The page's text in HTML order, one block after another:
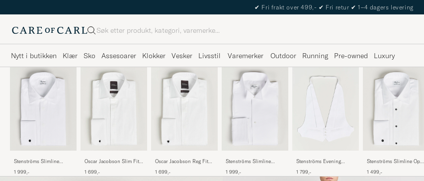
The Care of Carl Passport
Søk
Nytt i butikken Klær Sko Assesoarer Klokker Vesker Livsstil Varemerker Outdoor Running Pre-owned Luxury
Stenströms Slimline
1 999,-
Oscar Jacobson Slim Fit
Cuff White
1 699,-
Oscar Jacobson Reg Fit
Cuff White
1 699,-
Stenströms Slimline
Evening Shirt White
1 999,-
Stenströms Evening
1 799,-
Stenströms Slimline Open
1 499,-